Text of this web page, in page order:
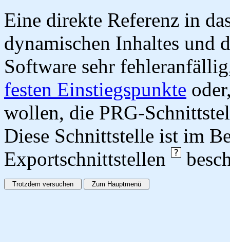
Eine direkte Referenz in
dynamischen Inhaltes und
Software sehr
festen Einstiegspunkte
wollen, die PRG-
Diese Schnittstelle ist im
Exportschnittstellen